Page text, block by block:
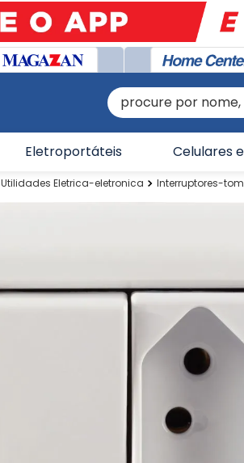
procure por nome,
Eletroportáteis Celulares
Utilidades Eletrica-eletronica Interruptores-